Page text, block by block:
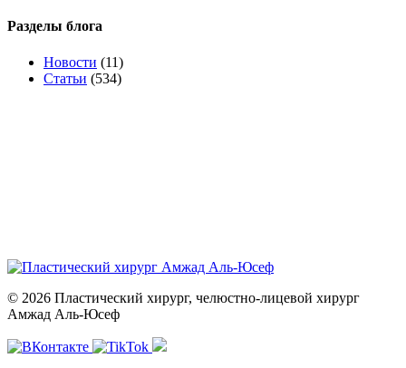
Разделы блога
Новости (11)
Статьи (534)
© 2026 Пластический хирург, челюстно-лицевой хирург
Амжад Аль-Юсеф